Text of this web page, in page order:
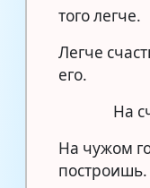
того легче.
Легче
его.
На
На чужом
построишь.